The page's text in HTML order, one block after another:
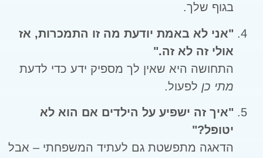
בגוף שלך.
"אני לא באמת יודעת מה זו התמכרות, אז
אולי זה לא זה."
התחושה היא שאין לך מספיק ידע כדי לדעת
מתי כן לפעול.
"איך זה ישפיע על הילדים אם הוא לא
יטופל?"
הדאגה מתפשטת גם לעתיד המשפחתי – אבל